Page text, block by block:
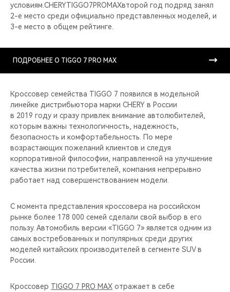
условиям.CHERYTIGGO7PROMAXвторой год подряд занял
2-е место среди официально представленных моделей, и
3-е место в общем рейтинге.
ПОДРОБНЕЕ О TIGGO 7 PRO MAX
Кроссовер семейства TIGGO 7 появился в модельной
линейке дистрибьютора марки CHERY в России
в 2019 году и сразу привлек внимание автолюбителей,
которым важны технологичность, надежность,
безопасность и комфортабельность. По мере
возрастающих пожеланий клиентов и следуя
корпоративной философии, направленной на улучшение
качества жизни потребителей, компания непрерывно
работает над совершенствованием модели.
C момента представления кроссовера на российском
рынке более 178 000 семей сделали свой выбор в его
пользу. Автомобиль версии «TIGGO 7» является одним из
самых востребованных и популярных среди других
моделей китайских производителей в сегменте SUV в
России.
Кроссовер TIGGO 7 PRO MAX отражает в себе